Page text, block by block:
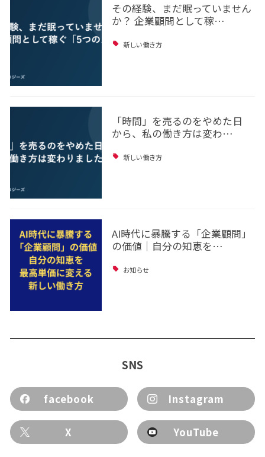
その経験、まだ眠っていません
か？ 企業顧問として稼…
新しい働き方
「時間」を売るのをやめた日
から、私の働き方は変わ…
新しい働き方
AI時代に暴騰する「企業顧問」
の価値｜自分の知恵を…
お知らせ
SNS
facebook Instagram
X YouTube